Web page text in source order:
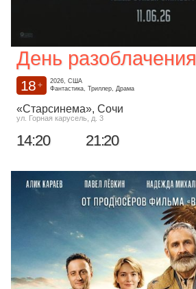
День разоблачения
18 +
2026, США
Фантастика, Триллер, Драма
«Старсинема», Сочи
ул. Горная карусель, д. 3
14:20 21:20